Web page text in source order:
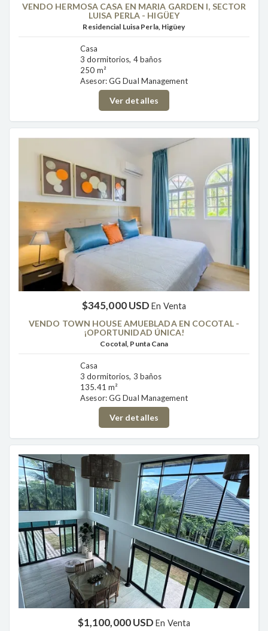
VENDO HERMOSA CASA EN MARIA GARDEN I, SECTOR
LUISA PERLA - HIGÜEY
Residencial Luisa Perla, Higüey
Casa
3 dormitorios, 4 baños
250 m²
Asesor: GG Dual Management
Ver detalles
$345,000 USDEn Venta
VENDO TOWN HOUSE AMUEBLADA EN COCOTAL -
¡OPORTUNIDAD ÚNICA!
Cocotal, Punta Cana
Casa
3 dormitorios, 3 baños
135.41 m²
Asesor: GG Dual Management
Ver detalles
$1,100,000 USDEn Venta